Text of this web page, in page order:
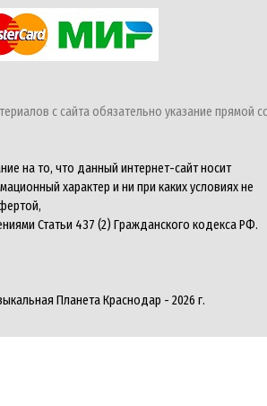
с сайта обязательно указание прямой
на то, что данный интернет-сайт носит
характер и ни при каких условиях не
Статьи 437 (2) Гражданского кодекса РФ.
Планета Краснодар - 2026 г.